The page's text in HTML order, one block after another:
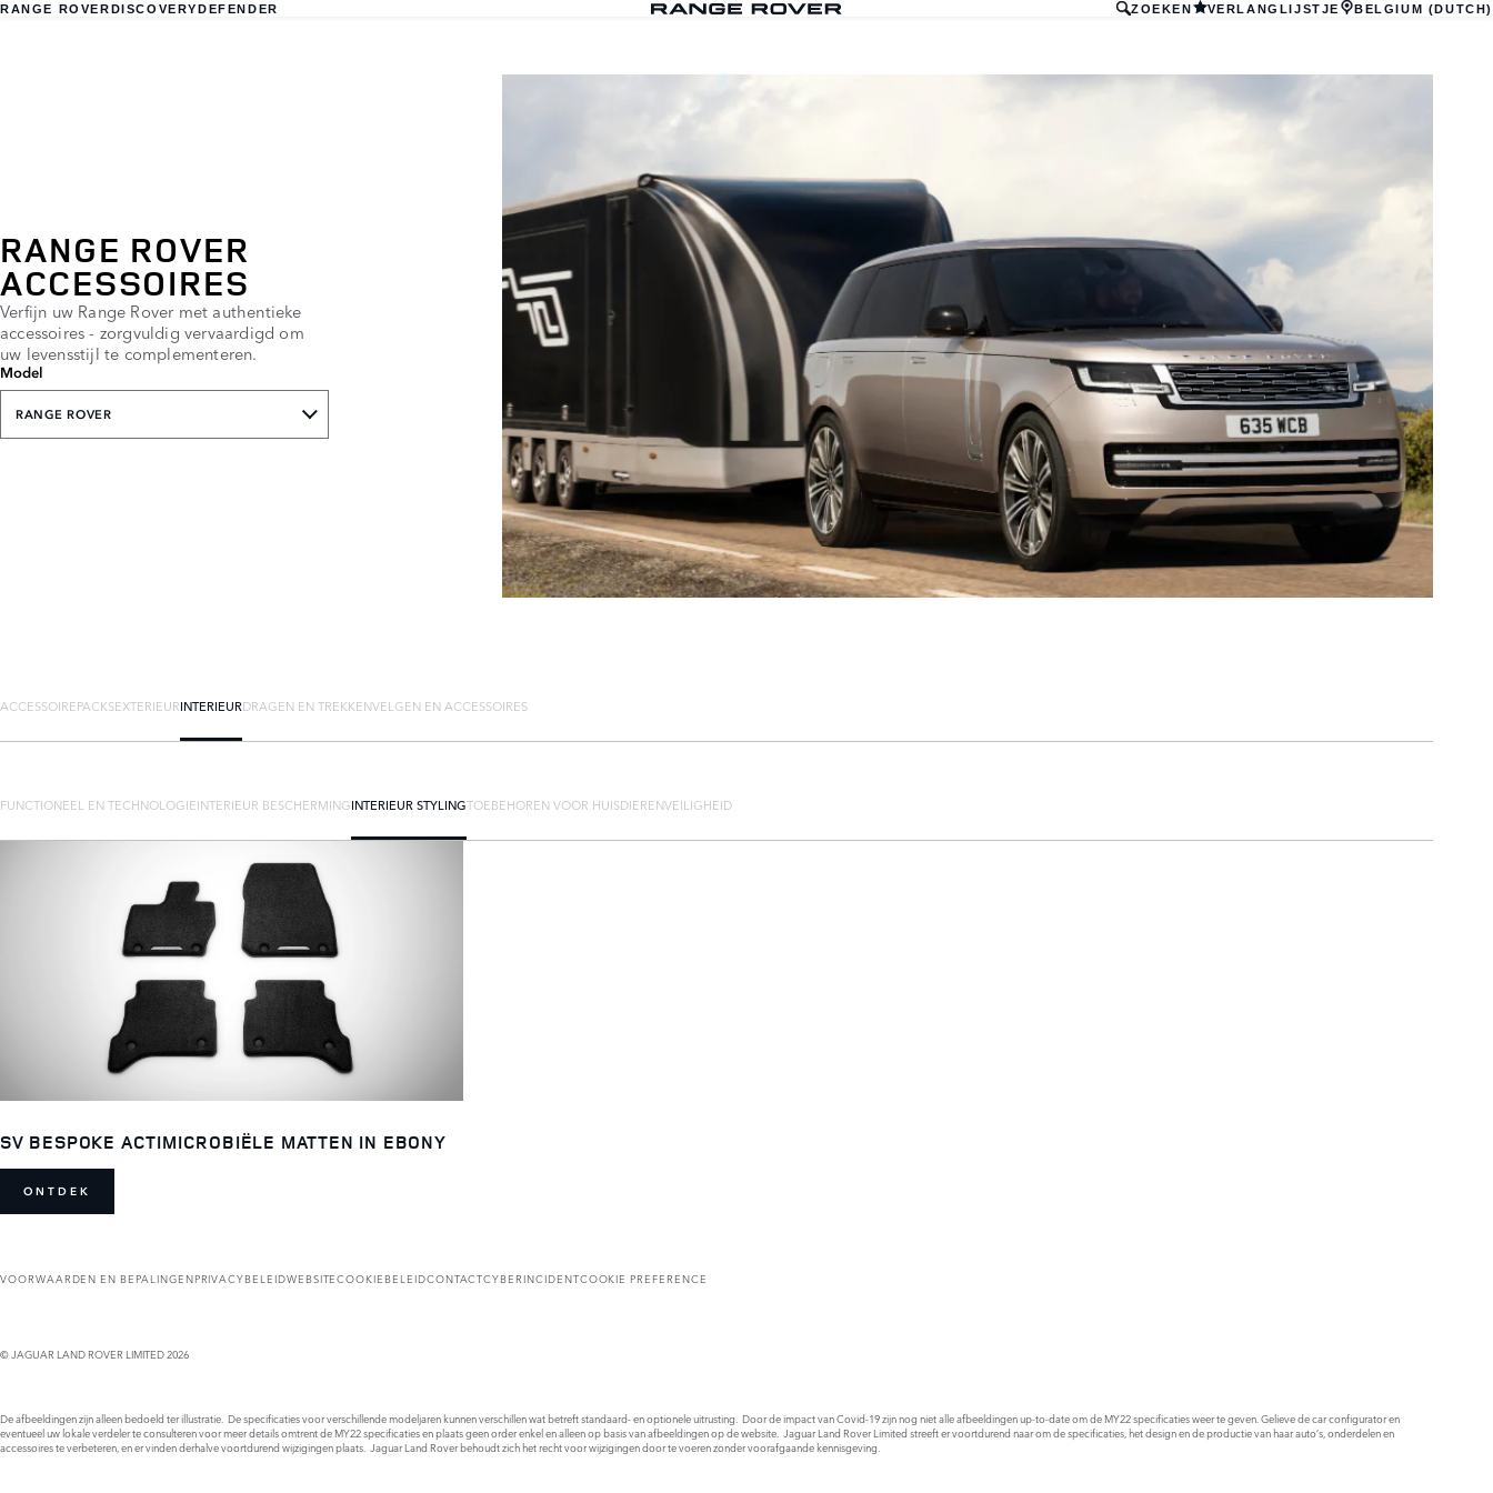
RANGE ROVERDISCOVERYDEFENDER ZOEKEN VERLANGLIJSTJE BELGIUM (DUTCH)
RANGE ROVER
ACCESSOIRES
Verfijn uw Range Rover met authentieke
accessoires - zorgvuldig vervaardigd om
uw levensstijl te complementeren.
Model
RANGE ROVER
ACCESSOIREPACKSEXTERIEURINTERIEURDRAGEN EN TREKKENVELGEN EN ACCESSOIRES
FUNCTIONEEL EN TECHNOLOGIEINTERIEUR BESCHERMINGINTERIEUR STYLINGTOEBEHOREN VOOR HUISDIERENVEILIGHEID
SV BESPOKE ACTIMICROBIËLE MATTEN IN EBONY
ONTDEK
VOORWAARDEN EN BEPALINGENPRIVACYBELEIDWEBSITECOOKIEBELEIDCONTACTCYBERINCIDENTCOOKIE PREFERENCE
© JAGUAR LAND ROVER LIMITED 2026
De afbeeldingen zijn alleen bedoeld ter illustratie. De specificaties voor verschillende modeljaren kunnen verschillen wat betreft standaard- en optionele uitrusting. Door de impact van Covid-19 zijn nog niet alle afbeeldingen up-to-date om de MY22 specificaties weer te geven. Gelieve de car configurator en
eventueel uw lokale verdeler te consulteren voor meer details omtrent de MY22 specificaties en plaats geen order enkel en alleen op basis van afbeeldingen op de website. Jaguar Land Rover Limited streeft er voortdurend naar om de specificaties, het design en de productie van haar auto’s, onderdelen en
accessoires te verbeteren, en er vinden derhalve voortdurend wijzigingen plaats. Jaguar Land Rover behoudt zich het recht voor wijzigingen door te voeren zonder voorafgaande kennisgeving.